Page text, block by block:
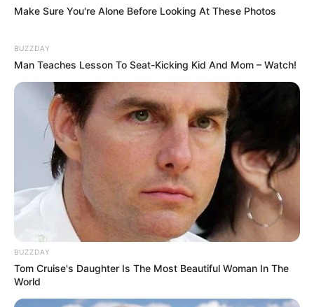
Make Sure You're Alone Before Looking At These Photos
BUZZDAY
Man Teaches Lesson To Seat-Kicking Kid And Mom – Watch!
BUZZDAY
Tom Cruise's Daughter Is The Most Beautiful Woman In The
World